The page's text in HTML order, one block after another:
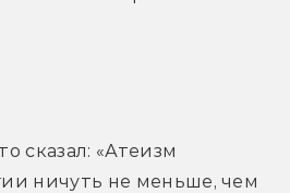
сказал: «Атеизм
ничуть не меньше, чем